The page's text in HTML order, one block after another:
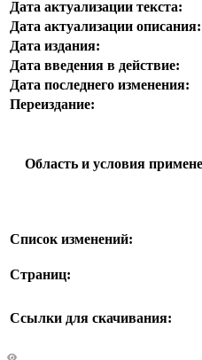
Дата актуализации текста:
Дата актуализации описания:
Дата издания:
Дата введения в действие:
Дата последнего изменения:
Переиздание:
Область и условия
Список изменений:
Страниц:
Ссылки для скачивания: